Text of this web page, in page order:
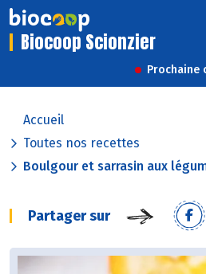
Biocoop Scionzier
Prochaine
Accueil
Toutes nos recettes
Boulgour et sarrasin aux
Partager sur